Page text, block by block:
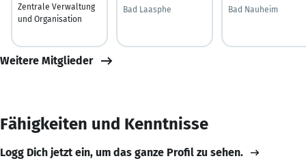
Zentrale Verwaltung
und Organisation
Bad Laasphe
Bad Nauheim
Weitere Mitglieder
Fähigkeiten und Kenntnisse
Logg Dich jetzt ein, um das ganze Profil zu sehen.